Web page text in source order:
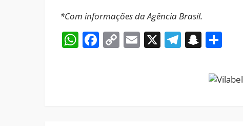
*Com informações da Agência Brasil.
WhatsApp
Facebook
CopyEmail
X Telegram